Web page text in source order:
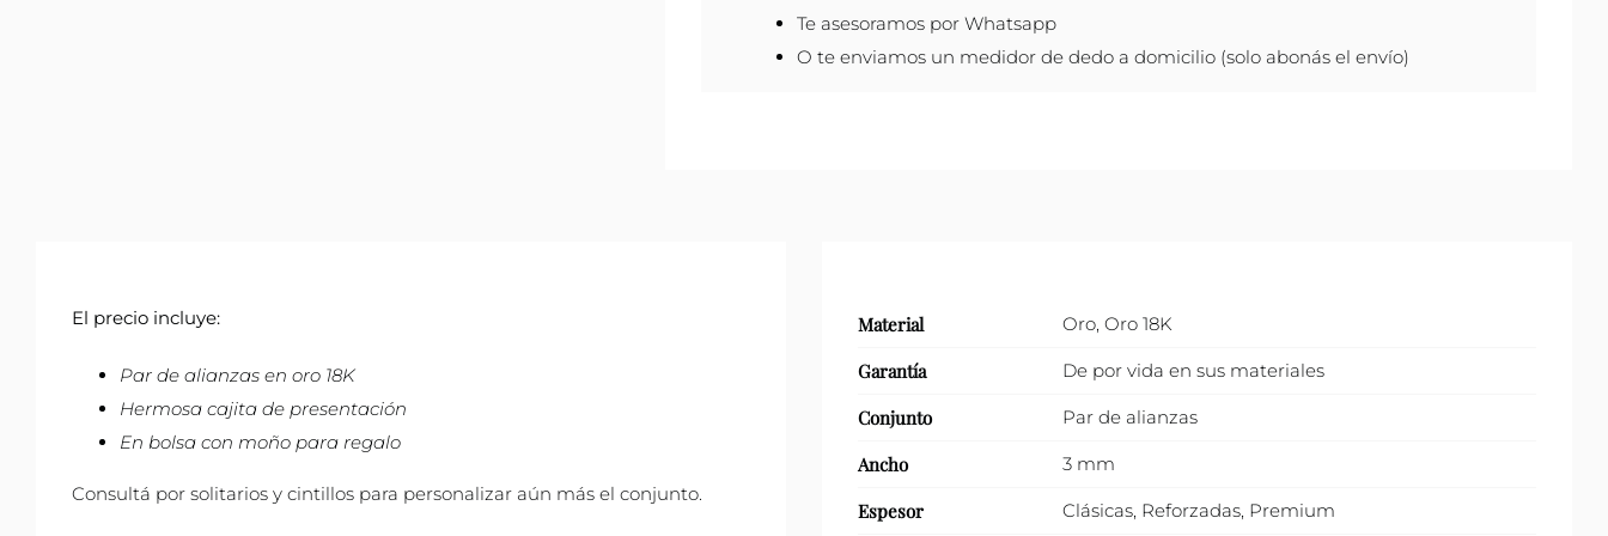
Te asesoramos por Whatsapp
O te enviamos un medidor de dedo a domicilio (solo abonás el envío)
El precio incluye:
Par de alianzas en oro 18K
Hermosa cajita de presentación
En bolsa con moño para regalo
Consultá por solitarios y cintillos para personalizar aún más el conjunto.
Material Oro, Oro 18K
Garantía De por vida en sus materiales
Conjunto Par de alianzas
Ancho 3 mm
Espesor Clásicas, Reforzadas, Premium